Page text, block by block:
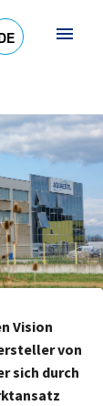
Vision
von
sich durch